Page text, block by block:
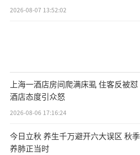
2026-08-07 13:52:02
上海一酒店房间爬满床虱 住客反被怼
酒店态度引众怒
2026-08-06 17:16:24
今日立秋 养生千万避开六大误区 秋季
养肺正当时